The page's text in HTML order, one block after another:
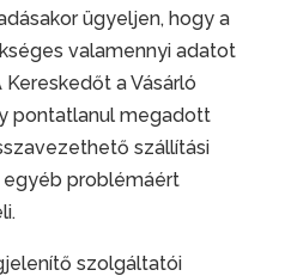
ügyeljen, hogy a
valamennyi adatot
a Vásárló
pontatlanul megadott
szállítási
problémáért
szolgáltatói